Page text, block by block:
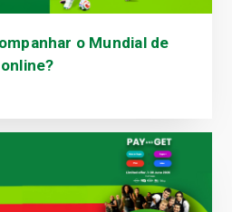
o Mundial de